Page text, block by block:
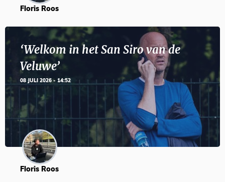
Floris Roos
‘Welkom in het San Siro van de
Veluwe’
08 JULI 2026 - 14:52
Floris Roos